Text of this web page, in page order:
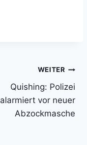
WEITER
Quishing: Polizei
alarmiert vor neuer
Abzockmasche